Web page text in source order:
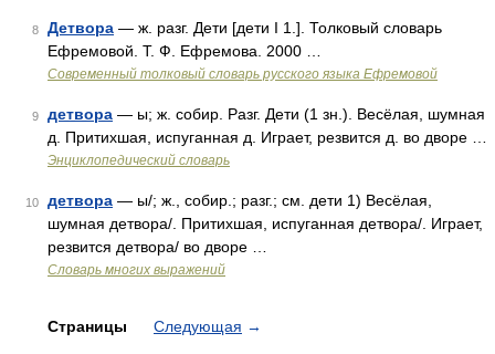
8 Детвора — ж. разг. Дети [дети I 1.]. Толковый словарь
Ефремовой. Т. Ф. Ефремова. 2000 …
Современный толковый словарь русского языка Ефремовой
9 детвора — ы; ж. собир. Разг. Дети (1 зн.). Весёлая, шумная
д. Притихшая, испуганная д. Играет, резвится д. во дворе …
Энциклопедический словарь
10 детвора — ы/; ж., собир.; разг.; см. дети 1) Весёлая,
шумная детвора/. Притихшая, испуганная детвора/. Играет,
резвится детвора/ во дворе …
Словарь многих выражений
Страницы Следующая →